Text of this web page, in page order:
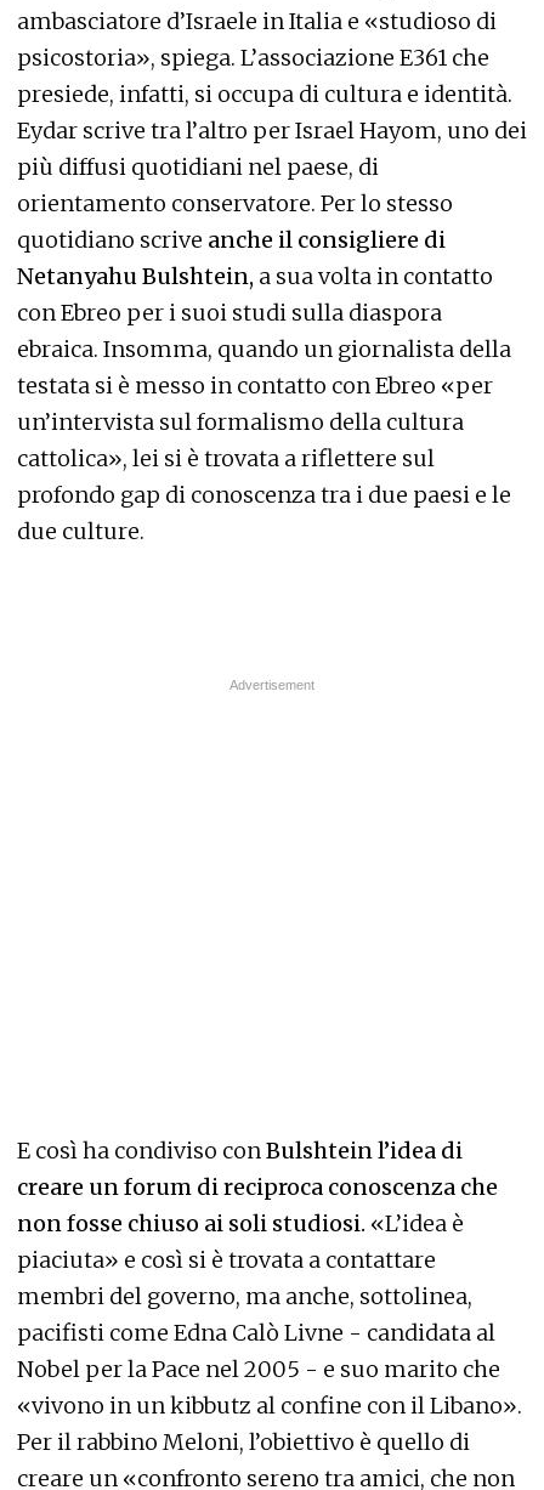
ambasciatore d’Israele in Italia e «studioso di
psicostoria», spiega. L’associazione E361 che
presiede, infatti, si occupa di cultura e identità.
Eydar scrive tra l’altro per Israel Hayom, uno dei
più diffusi quotidiani nel paese, di
orientamento conservatore. Per lo stesso
quotidiano scrive anche il consigliere di
Netanyahu Bulshtein, a sua volta in contatto
con Ebreo per i suoi studi sulla diaspora
ebraica. Insomma, quando un giornalista della
testata si è messo in contatto con Ebreo «per
un’intervista sul formalismo della cultura
cattolica», lei si è trovata a riflettere sul
profondo gap di conoscenza tra i due paesi e le
due culture.
E così ha condiviso conBulshtein l’idea di
creare un forum di reciproca conoscenza che
non fosse chiuso ai soli studiosi. «L’idea è
piaciuta» e così si è trovata a contattare
membri del governo, ma anche, sottolinea,
pacifisti come Edna Calò Livne - candidata al
Nobel per la Pace nel 2005 - e suo marito che
«vivono in un kibbutz al confine con il Libano».
Per il rabbino Meloni, l’obiettivo è quello di
creare un «confronto sereno tra amici, che non